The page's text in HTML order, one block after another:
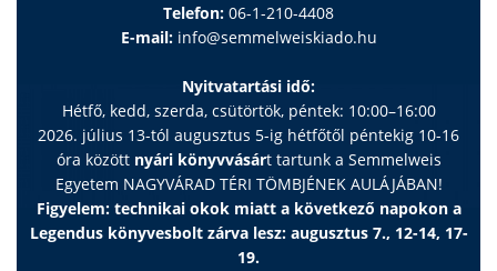
Telefon: 06-1-210-4408
E-mail: info@semmelweiskiado.hu
Nyitvatartási idő:
Hétfő, kedd, szerda, csütörtök, péntek: 10:00–16:00
2026. július 13-tól augusztus 5-ig hétfőtől péntekig 10-16
óra között nyári könyvvásárt tartunk a Semmelweis
Egyetem NAGYVÁRAD TÉRI TÖMBJÉNEK AULÁJÁBAN!
Figyelem: technikai okok miatt a következő napokon a
Legendus könyvesbolt zárva lesz: augusztus 7., 12-14, 17-
19.